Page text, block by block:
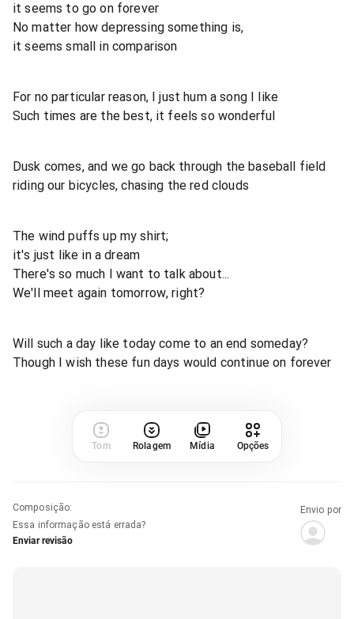
it seems to go on forever
No matter how depressing something is,
it seems small in comparison
For no particular reason, I just hum a song I like
Such times are the best, it feels so wonderful
Dusk comes, and we go back through the baseball field
riding our bicycles, chasing the red clouds
The wind puffs up my shirt;
it's just like in a dream
There's so much I want to talk about...
We'll meet again tomorrow, right?
Will such a day like today come to an end someday?
Though I wish these fun days would continue on forever
Tom Rolagem Mídia Opções
Composição:
Essa informação está errada?
Enviar revisão
Envio por